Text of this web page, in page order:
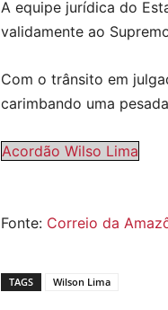
A equipe jurídica do
validamente ao
Com o trânsito em
carimbando uma
Acordão Wilso Lima
Fonte: Correio da
TAGS Wilson Lima